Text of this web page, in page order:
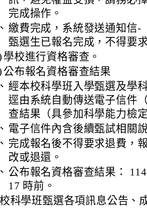
完成操作。
繳費完成，系統發送通知信-
甄選生已報名完成，不得要
學校進行資格審查。
公布報名資格審查結果
經本校科學班入學甄選及學
逕由系統自動傳送電子信件
查結果（具參加科學能力檢
電子信件內含後續甄試相關
完成報名後不得要求退費，
改或退還。
公布報名資格審查結果：
17 時前。
科學班甄選各項訊息公告、